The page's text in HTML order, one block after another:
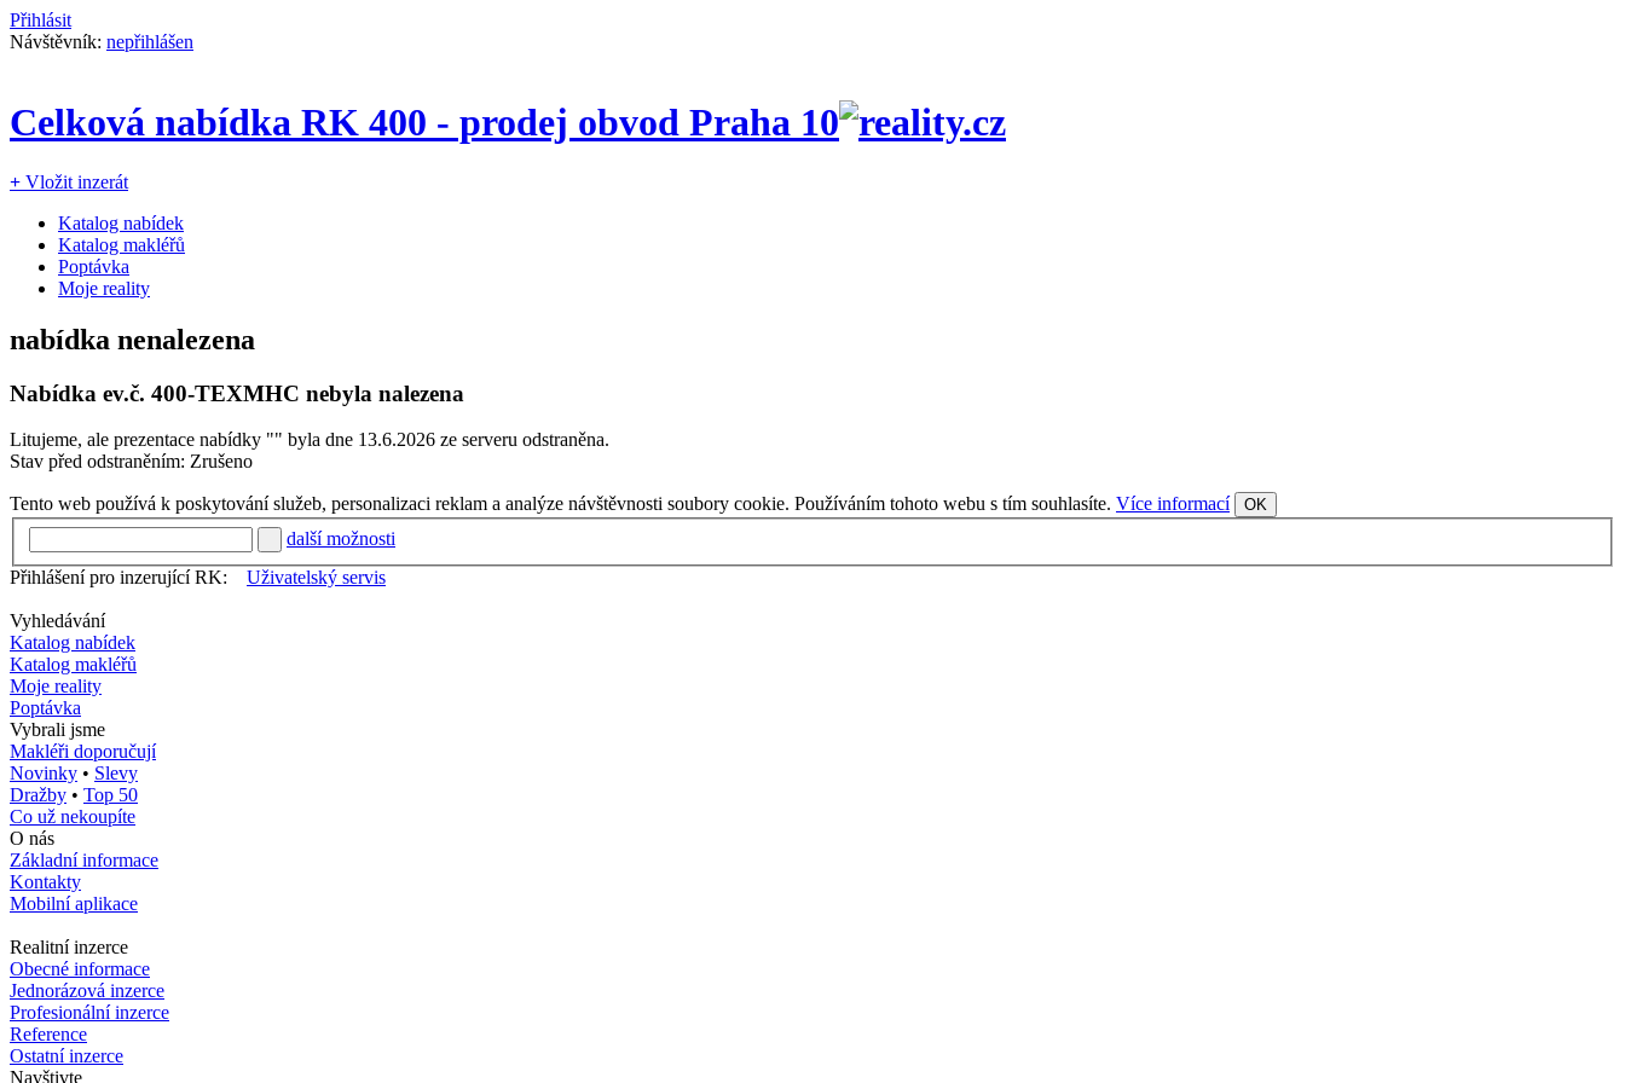
Přihlásit
Návštěvník: nepřihlášen
Celková nabídka RK 400 - prodej obvod Praha 10
+ Vložit inzerát
Katalog nabídek
Katalog makléřů
Poptávka
Moje reality
nabídka nenalezena
Nabídka ev.č. 400-TEXMHC nebyla nalezena
Litujeme, ale prezentace nabídky "" byla dne 13.6.2026 ze serveru odstraněna.
Stav před odstraněním: Zrušeno
Tento web používá k poskytování služeb, personalizaci reklam a analýze návštěvnosti soubory cookie. Používáním tohoto webu s tím souhlasíte. Více informací OK
další možnosti
Přihlášení pro inzerující RK:
Uživatelský servis
Vyhledávání
Katalog nabídek
Katalog makléřů
Moje reality
Poptávka
Vybrali jsme
Makléři doporučují
Novinky • Slevy
Dražby • Top 50
Co už nekoupíte
O nás
Základní informace
Kontakty
Mobilní aplikace
Realitní inzerce
Obecné informace
Jednorázová inzerce
Profesionální inzerce
Reference
Ostatní inzerce
Navštivte